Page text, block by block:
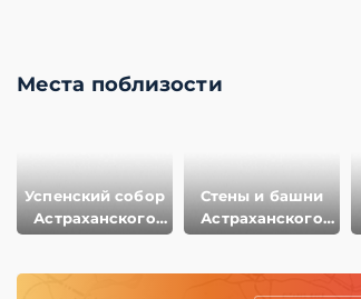
Места поблизости
Успенский собор
Астраханского
Кремля
Стены и башни
Астраханского
Кремля